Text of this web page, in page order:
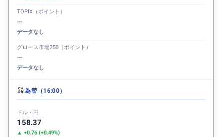
TOPIX（ポイント）
—
データなし
グロース市場250（ポイント）
—
データなし
為替（16:00）
ドル・円
158.37
▲ +0.76 (+0.49%)